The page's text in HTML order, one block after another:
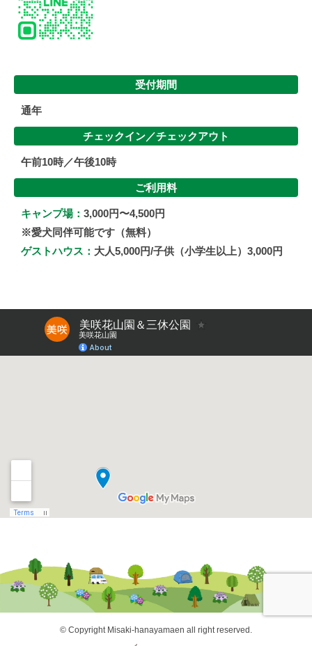
受付期間
通年
チェックイン／チェックアウト
午前10時／午後10時
ご利用料
キャンプ場： 3,000円〜4,500円
※愛犬同伴可能です（無料）
ゲストハウス： 大人5,000円/子供（小学生以上）3,000円
© Copyright Misaki-hanayamaen all right reserved.